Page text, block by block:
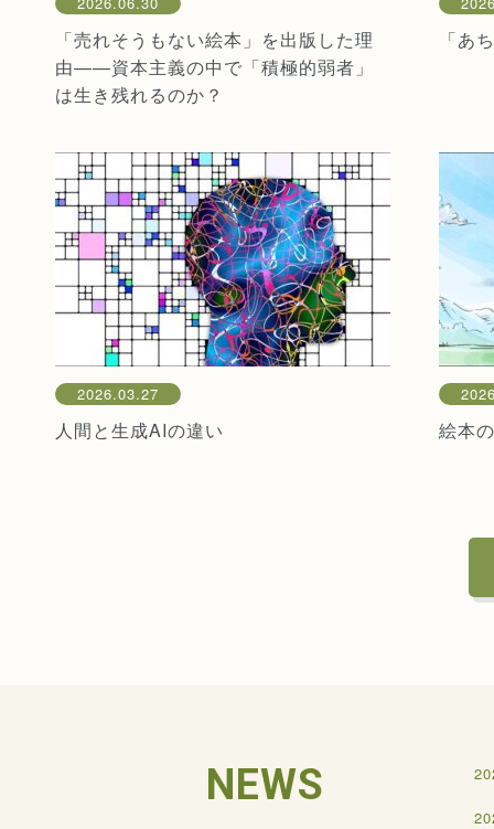
「売れそうもない絵本」を出版した理
由——資本主義の中で「積極的弱者」
は生き残れるのか？
「あ
2026.03.27
人間と生成AIの違い 絵本
NEWS